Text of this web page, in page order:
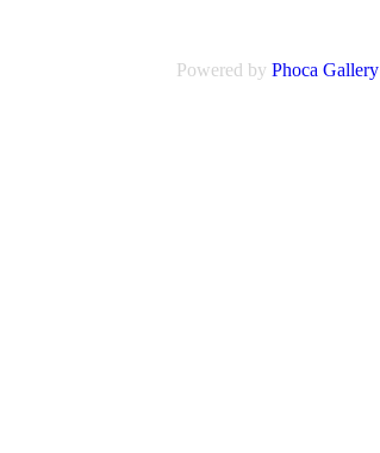
Powered by Phoca Gallery